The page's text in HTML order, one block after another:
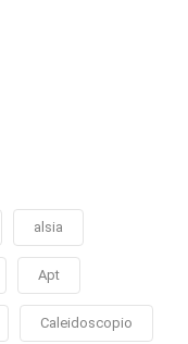
alsia
Apt
Caleidoscopio